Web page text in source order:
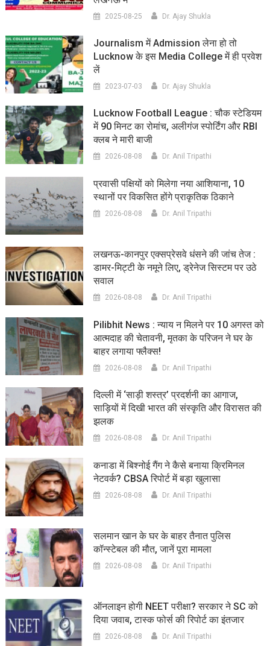
2025-08-25 Dr. Ajay Shukla
Journalism में Admission लेना हो तो
Lucknow के इस Media College में ही प्रवेश
लें
2023-07-03 Dr. Ajay Shukla
Lucknow Football League : चौक स्टेडियम
में 90 मिनट का रोमांच, अलीगंज स्पोर्टिंग और RBI
क्लब ने मारी बाजी
2026-08-08 Dr. Anil Tripathi
प्रवासी पक्षियों को मिलेगा नया आशियाना, 10
स्थानों पर विकसित होंगे प्राकृतिक ठिकाने
2026-08-08 Dr. Anil Tripathi
लखनऊ-कानपुर एक्सप्रेसवे धंसने की जांच तेज :
डामर-मिट्टी के नमूने लिए, ड्रेनेज सिस्टम पर उठे
सवाल
2026-08-08 Dr. Anil Tripathi
Pilibhit News : न्याय न मिलने पर 10 अगस्त को
आत्मदाह की चेतावनी, मृतका के परिजन ने घर के
बाहर लगाया फ्लैक्स!
2026-08-08 Dr. Anil Tripathi
दिल्ली में ‘साड़ी शस्त्र’ प्रदर्शनी का आगाज,
साड़ियों में दिखी भारत की संस्कृति और विरासत की
झलक
2026-08-08 Dr. Anil Tripathi
कनाडा में बिश्नोई गैंग ने कैसे बनाया क्रिमिनल
नेटवर्क? CBSA रिपोर्ट में बड़ा खुलासा
2026-08-08 Dr. Anil Tripathi
सलमान खान के घर के बाहर तैनात पुलिस
कॉन्स्टेबल की मौत, जानें पूरा मामला
2026-08-08 Dr. Anil Tripathi
ऑनलाइन होगी NEET परीक्षा? सरकार ने SC को
दिया जवाब, टास्क फोर्स की रिपोर्ट का इंतजार
2026-08-08 Dr. Anil Tripathi